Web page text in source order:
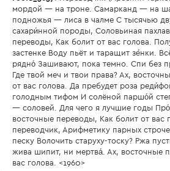
мордой — на троне. Самарканд — на
подножья — лиса в чалме С тысячью
сахари́нной породы, Соловьиная
переводы, Как болит от вас голова.
застенке Воду пьёт и таращит зе́нки.
рядно́ Зашивают, пока темно. Спи без
Где твой меч и твои права? Ах,
от вас голова. Да пребудет роза
голодным тифом И солёной паршо́й
— соловей. Для чего я лучшие годы
восточные переводы, Как болит от вас
переводчик, Арифметику парных
песку Волочить старуху-тоску? Ржа
жива шипит, ни мертва́. Ах, восточные
вас голова. <1960>